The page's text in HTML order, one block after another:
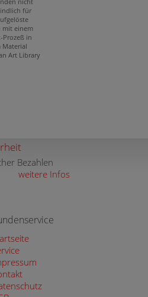
für
mit einem
Prozeß in
Material
Art Library
Bezahlen
weitere Infos